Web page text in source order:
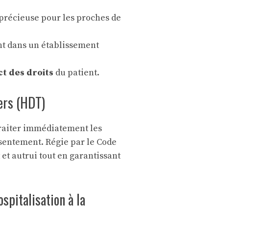
pour les proches de
dans un établissement
des droits du patient.
(HDT)
immédiatement les
Régie par le Code
autrui tout en garantissant
à la